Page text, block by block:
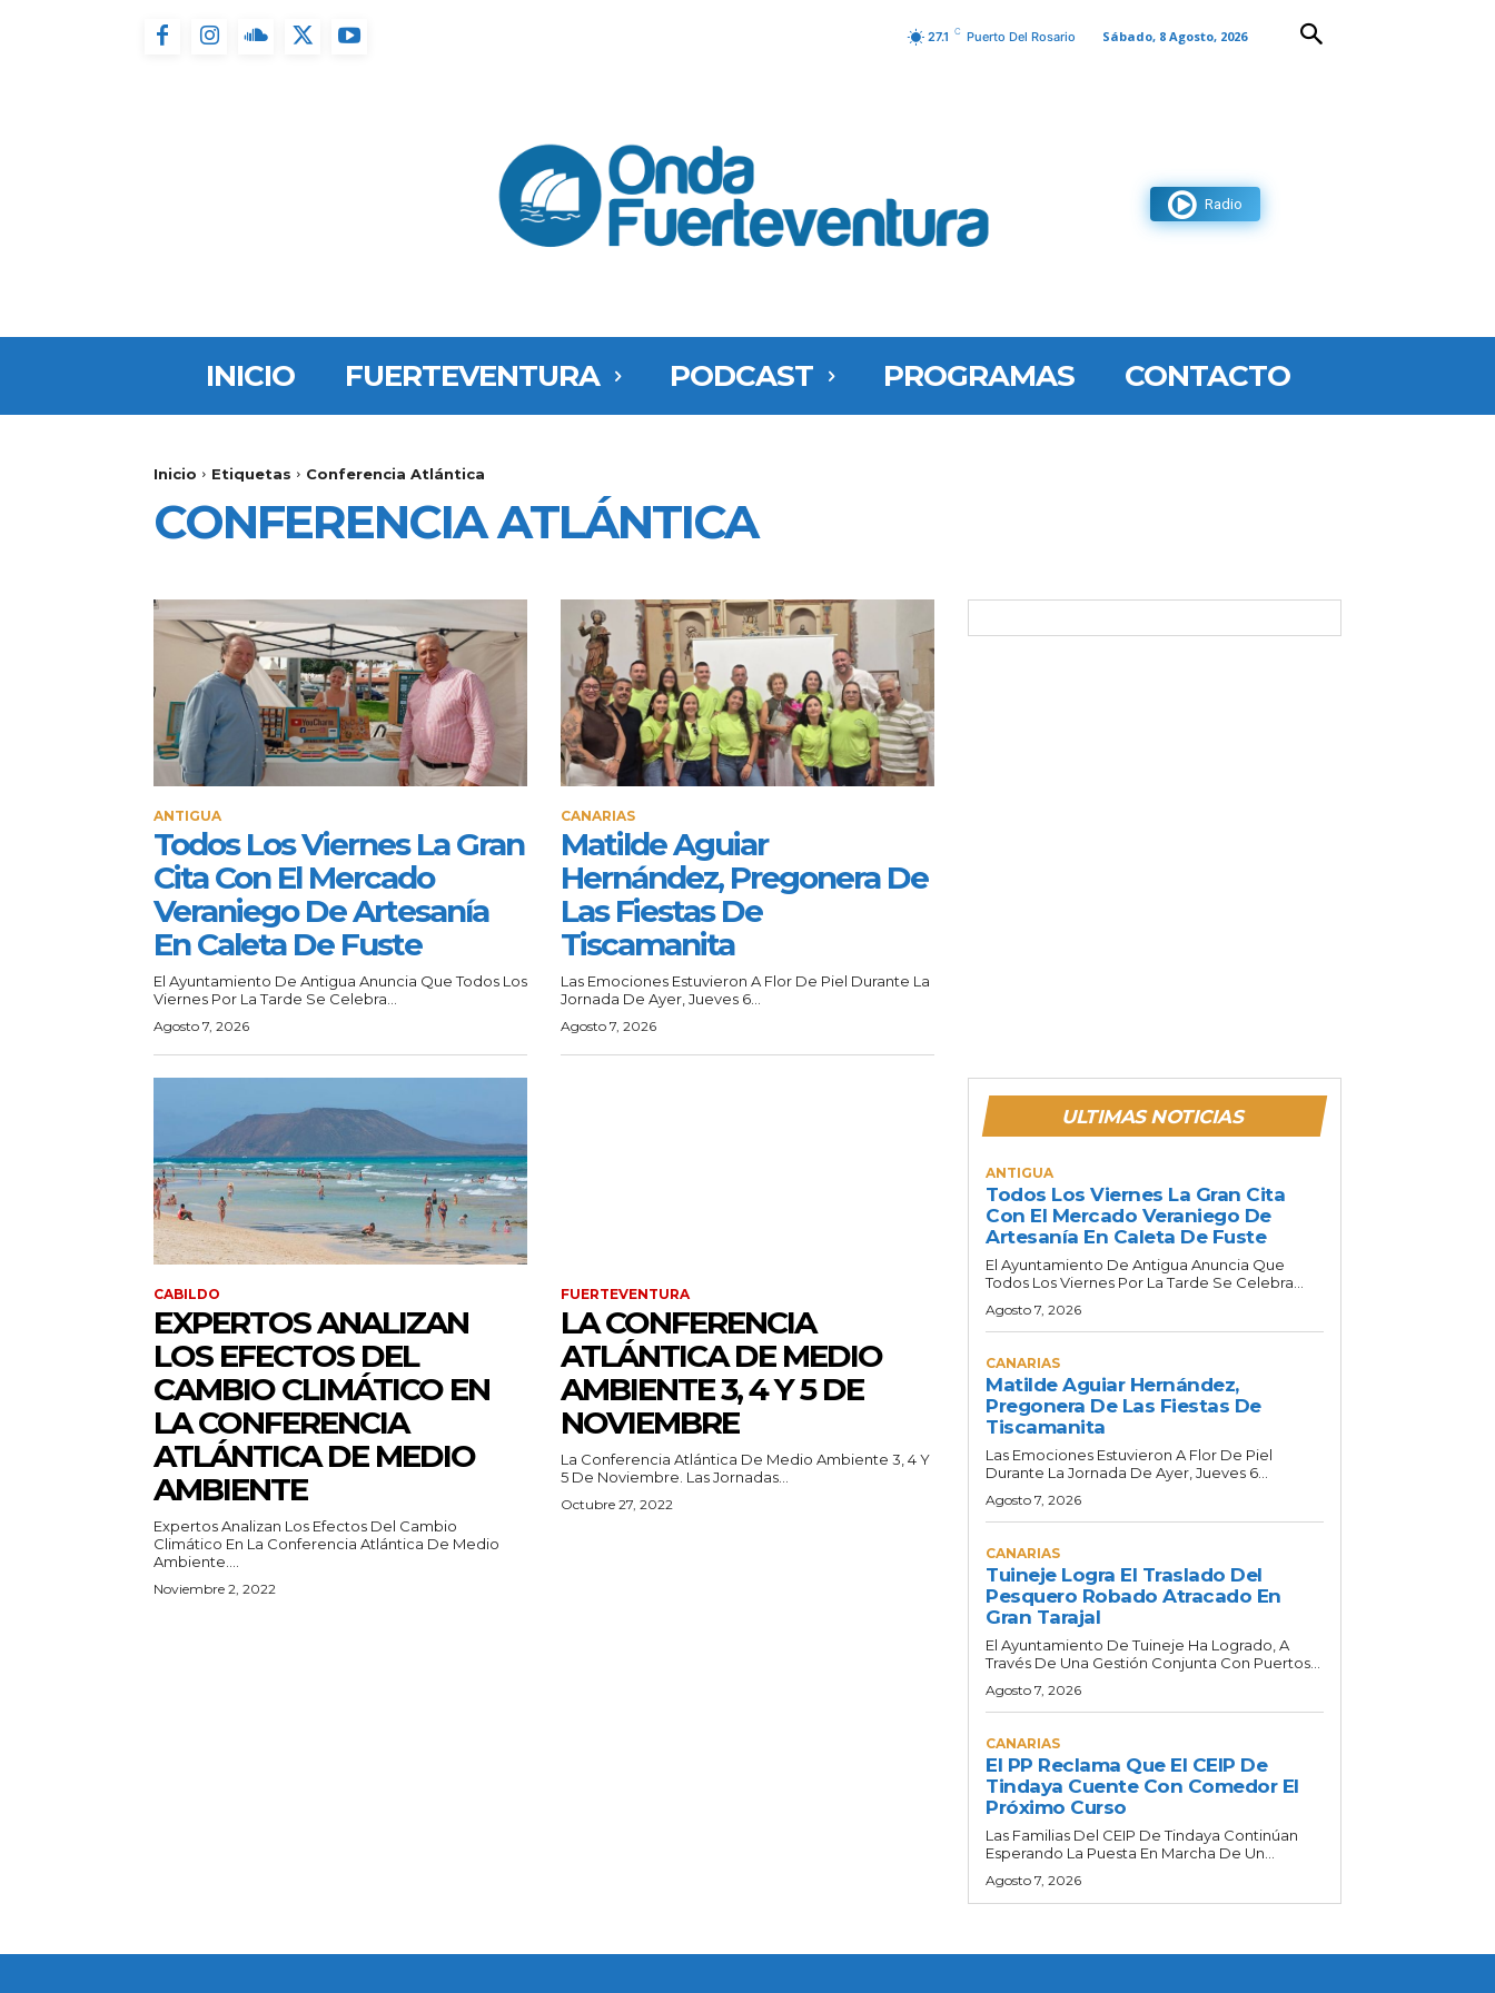
27.1 C Puerto Del Rosario Sábado, 8 Agosto, 2026
Radio
INICIO FUERTEVENTURA PODCAST PROGRAMAS CONTACTO
Inicio Etiquetas Conferencia Atlántica
CONFERENCIA ATLÁNTICA
ANTIGUA
Todos Los Viernes La Gran
Cita Con El Mercado
Veraniego De Artesanía
En Caleta De Fuste
El Ayuntamiento De Antigua Anuncia Que Todos Los
Viernes Por La Tarde Se Celebra...
Agosto 7, 2026
CANARIAS
Matilde Aguiar
Hernández, Pregonera De
Las Fiestas De
Tiscamanita
Las Emociones Estuvieron A Flor De Piel Durante La
Jornada De Ayer, Jueves 6...
Agosto 7, 2026
CABILDO
EXPERTOS ANALIZAN
LOS EFECTOS DEL
CAMBIO CLIMÁTICO EN
LA CONFERENCIA
ATLÁNTICA DE MEDIO
AMBIENTE
Expertos Analizan Los Efectos Del Cambio
Climático En La Conferencia Atlántica De Medio
Ambiente....
Noviembre 2, 2022
FUERTEVENTURA
LA CONFERENCIA
ATLÁNTICA DE MEDIO
AMBIENTE 3, 4 Y 5 DE
NOVIEMBRE
La Conferencia Atlántica De Medio Ambiente 3, 4 Y
5 De Noviembre. Las Jornadas...
Octubre 27, 2022
ULTIMAS NOTICIAS
ANTIGUA
Todos Los Viernes La Gran Cita
Con El Mercado Veraniego De
Artesanía En Caleta De Fuste
El Ayuntamiento De Antigua Anuncia Que
Todos Los Viernes Por La Tarde Se Celebra...
Agosto 7, 2026
CANARIAS
Matilde Aguiar Hernández,
Pregonera De Las Fiestas De
Tiscamanita
Las Emociones Estuvieron A Flor De Piel
Durante La Jornada De Ayer, Jueves 6...
Agosto 7, 2026
CANARIAS
Tuineje Logra El Traslado Del
Pesquero Robado Atracado En
Gran Tarajal
El Ayuntamiento De Tuineje Ha Logrado, A
Través De Una Gestión Conjunta Con Puertos...
Agosto 7, 2026
CANARIAS
El PP Reclama Que El CEIP De
Tindaya Cuente Con Comedor El
Próximo Curso
Las Familias Del CEIP De Tindaya Continúan
Esperando La Puesta En Marcha De Un...
Agosto 7, 2026